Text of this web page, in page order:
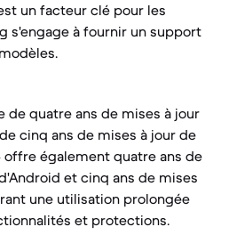
un facteur clé pour les
s'engage à fournir un support
de quatre ans de mises à jour
cinq ans de mises à jour de
offre également quatre ans de
et cinq ans de mises
une utilisation prolongée
et protections.